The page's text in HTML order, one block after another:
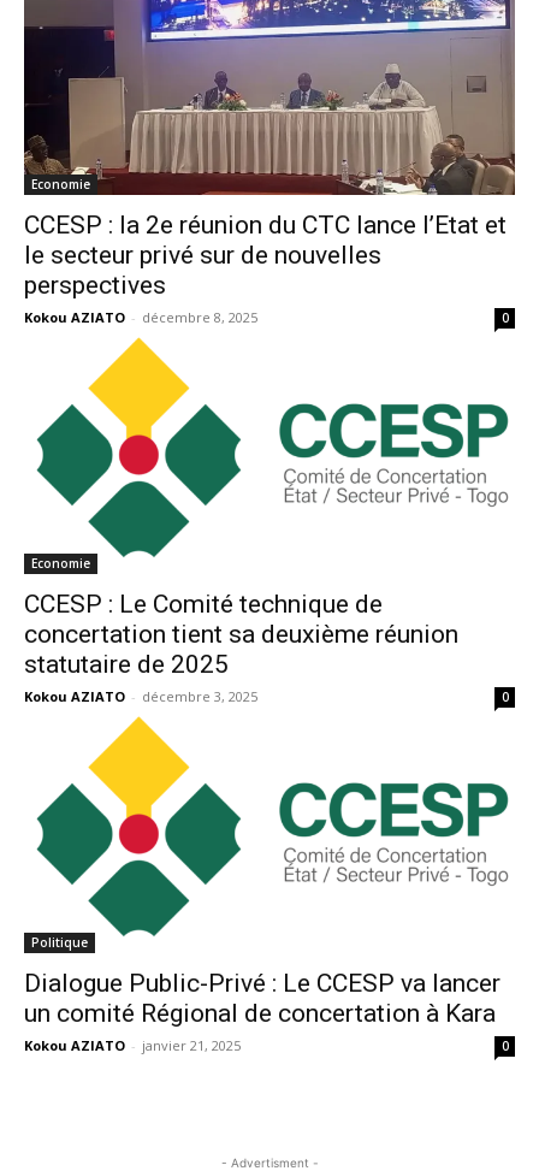
Economie
CCESP : la 2e réunion du CTC lance l’Etat et
le secteur privé sur de nouvelles
perspectives
Kokou AZIATO - décembre 8, 2025 0
Economie
CCESP : Le Comité technique de
concertation tient sa deuxième réunion
statutaire de 2025
Kokou AZIATO - décembre 3, 2025 0
Politique
Dialogue Public-Privé : Le CCESP va lancer
un comité Régional de concertation à Kara
Kokou AZIATO - janvier 21, 2025 0
- Advertisment -